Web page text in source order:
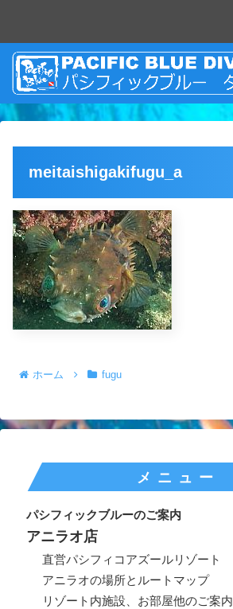
meitaishigakifugu_a
ホーム fugu
メニュー
パシフィックブルーのご案内
アニラオ店
直営パシフィコアズールリゾート
アニラオの場所とルートマップ
リゾート内施設、お部屋他のご案内